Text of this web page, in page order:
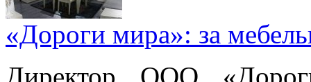
«Дороги мира»: за
Директор ООО